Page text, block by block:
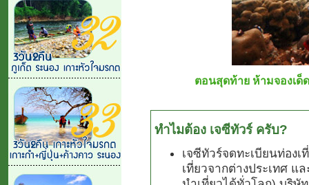
ตอนสุดท้าย ห้ามจองเด็
ทำไมต้อง เจซีทัวร์ ครับ?
เจซีทัวร์จดทะเบียนท่องเ
เที่ยวจากต่างประเทศ แ